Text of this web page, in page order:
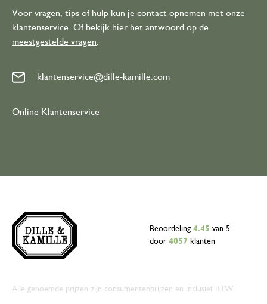
Voor vragen, tips of hulp kun je contact opnemen met onze
klantenservice. Of bekijk hier het antwoord op de
meestgestelde vragen
klantenservice@dille-kamille.com
Online Klantenservice
Beoordeling 4.45 van 5
door 4057 klanten
Alle genoemde prijzen zijn consumentenprijzen en inclusief BTW.